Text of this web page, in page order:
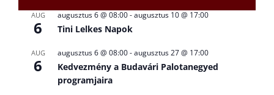
AUG
6
augusztus 6 @ 08:00-augusztus 10 @ 17:00
Tini Lelkes Napok
AUG
6
augusztus 6 @ 08:00-augusztus 27 @ 17:00
Kedvezmény a Budavári Palotanegyed
programjaira